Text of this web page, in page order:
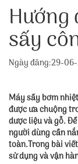
Hướng
sấy
Ngày đăng:29-
Máy sấy bơm
được ưa chuộng
dược liệu và gỗ.
người dùng cần
toàn.Trong bài
sử dụng và vận